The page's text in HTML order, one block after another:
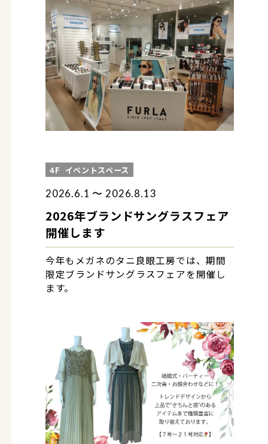
4F イベントスペース
2026.6.1 〜 2026.8.13
2026年ブランドサングラスフェア
開催します
今年もメガネのタニ良眼工房では、期間
限定ブランドサングラスフェアを開催し
ます。